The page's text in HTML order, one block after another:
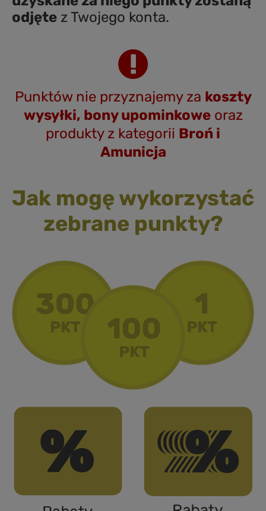
odjęte z Twojego konta.
Punktów nie przyznajemy za koszty
wysyłki, bony upominkoweoraz
produkty z kategorii Broń i
Amunicja
Jak mogę wykorzystać
zebrane punkty?